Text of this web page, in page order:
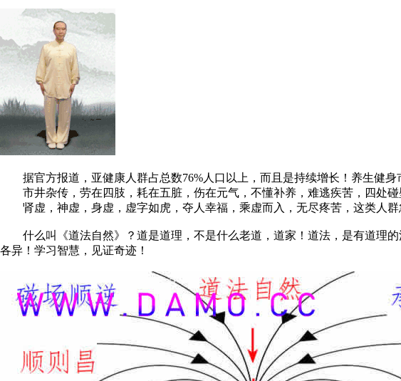
据官方报道，亚健康人群占总数76%人口以上，而且是持续增长！养生健身
市井杂传，劳在四肢，耗在五脏，伤在元气，不懂补养，难逃疾苦，四处碰
肾虚，神虚，身虚，虚字如虎，夺人幸福，乘虚而入，无尽疼苦，这类人群
什么叫《道法自然》？道是道理，不是什么老道，道家！道法，是有道理的
各异！学习智慧，见证奇迹！